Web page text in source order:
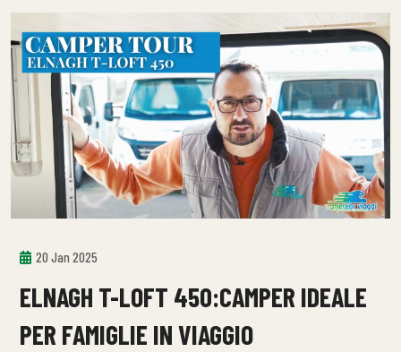
20 Jan 2025
ELNAGH T-LOFT 450:CAMPER IDEALE
PER FAMIGLIE IN VIAGGIO